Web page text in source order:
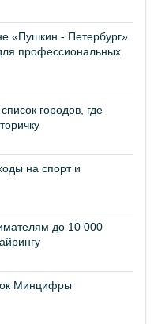
«Пушкин - Петербург»
профессиональных
городов, где
на спорт и
до 10 000
Минцифры